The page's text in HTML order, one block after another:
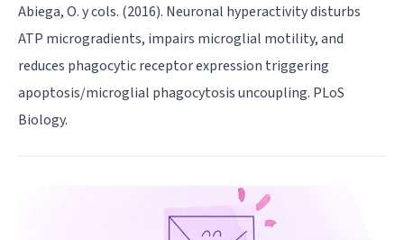
Abiega, O. y cols. (2016). Neuronal hyperactivity disturbs
ATP microgradients, impairs microglial motility, and
reduces phagocytic receptor expression triggering
apoptosis/microglial phagocytosis uncoupling. PLoS
Biology.